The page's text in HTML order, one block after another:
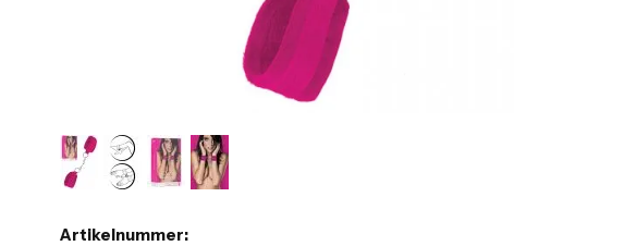
Artikelnummer: